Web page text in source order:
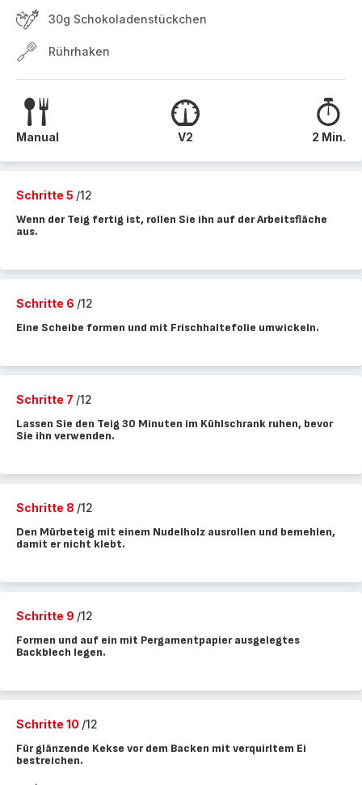
30g Schokoladenstückchen
Rührhaken
Manual V2 2 Min.
Schritte 5 /12
Wenn der Teig fertig ist, rollen Sie ihn auf der Arbeitsfläche
aus.
Schritte 6 /12
Eine Scheibe formen und mit Frischhaltefolie umwickeln.
Schritte 7 /12
Lassen Sie den Teig 30 Minuten im Kühlschrank ruhen, bevor
Sie ihn verwenden.
Schritte 8 /12
Den Mürbeteig mit einem Nudelholz ausrollen und bemehlen,
damit er nicht klebt.
Schritte 9 /12
Formen und auf ein mit Pergamentpapier ausgelegtes
Backblech legen.
Schritte 10 /12
Für glänzende Kekse vor dem Backen mit verquirltem Ei
bestreichen.